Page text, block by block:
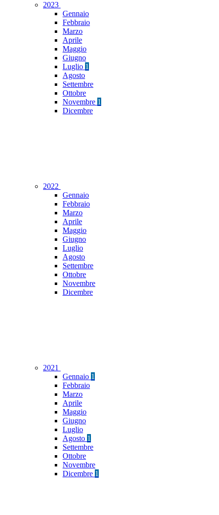
2023
Gennaio
Febbraio
Marzo
Aprile
Maggio
Giugno
Luglio 1
Agosto
Settembre
Ottobre
Novembre 1
Dicembre
2022
Gennaio
Febbraio
Marzo
Aprile
Maggio
Giugno
Luglio
Agosto
Settembre
Ottobre
Novembre
Dicembre
2021
Gennaio 1
Febbraio
Marzo
Aprile
Maggio
Giugno
Luglio
Agosto 1
Settembre
Ottobre
Novembre
Dicembre 1